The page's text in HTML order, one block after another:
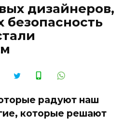
дизайнеров,
безопасность
радуют наш
которые решают